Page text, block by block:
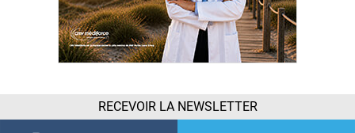
RECEVOIR LA NEWSLETTER